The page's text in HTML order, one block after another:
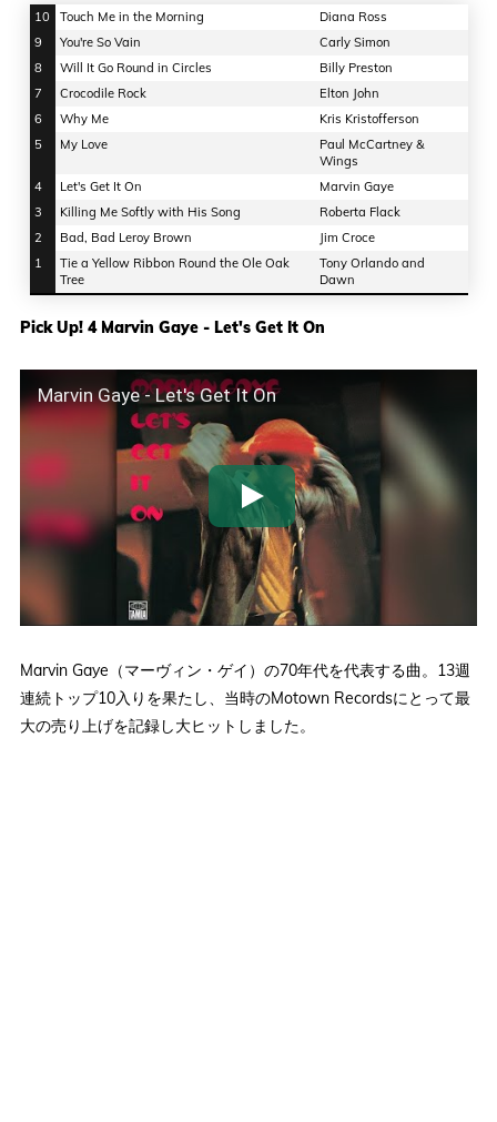
10 Touch Me in the Morning
Diana Ross
9
You're So Vain
Carly Simon
8
Will It Go Round in Circles
Billy Preston
7
Crocodile Rock
Elton John
6
Why Me
Kris Kristofferson
5
My Love
Paul McCartney &
Wings
4
Let's Get It On
Marvin Gaye
3
Killing Me Softly with His Song
Roberta Flack
2
Bad, Bad Leroy Brown
Jim Croce
1
Tie a Yellow Ribbon Round the Ole Oak
Tree
Tony Orlando and
Dawn
Pick Up! 4 Marvin Gaye - Let's Get It On
Marvin Gaye - Let's Get It On
Marvin Gaye（マーヴィン・ゲイ）の70年代を代表する曲。13週
連続トップ10入りを果たし、当時のMotown Recordsにとって最
大の売り上げを記録し大ヒットしました。